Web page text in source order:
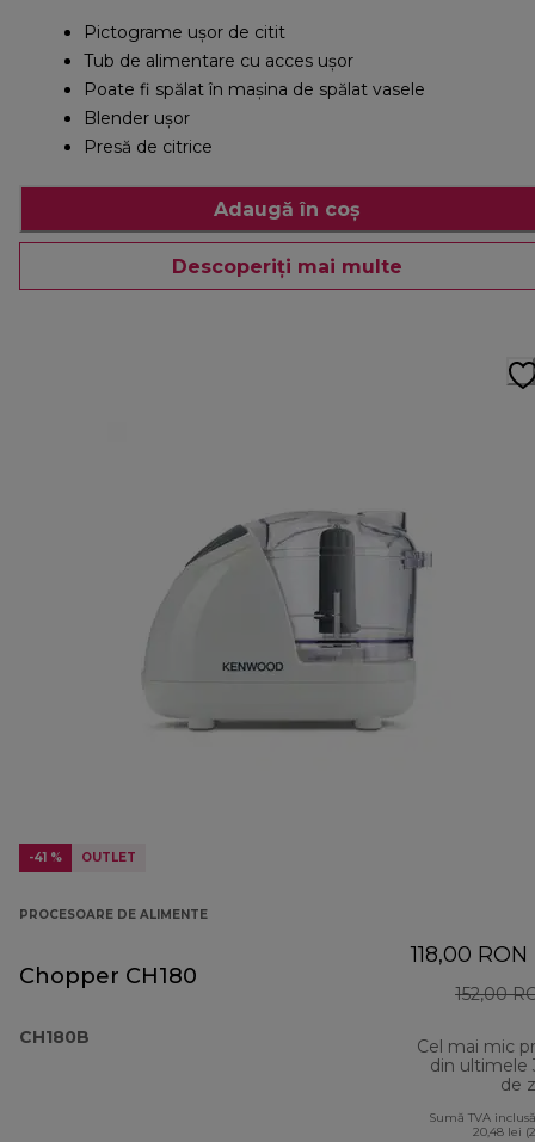
Pictograme ușor de citit
Tub de alimentare cu acces ușor
Poate fi spălat în mașina de spălat vasele
Blender ușor
Presă de citrice
Adaugă în coș
Descoperiți mai multe
-41 % OUTLET
PROCESOARE DE ALIMENTE
Chopper CH180
CH180B
118,00 RON
152,00
Cel mai mic
din ultimele
de
Sumă TVA
20,48 lei